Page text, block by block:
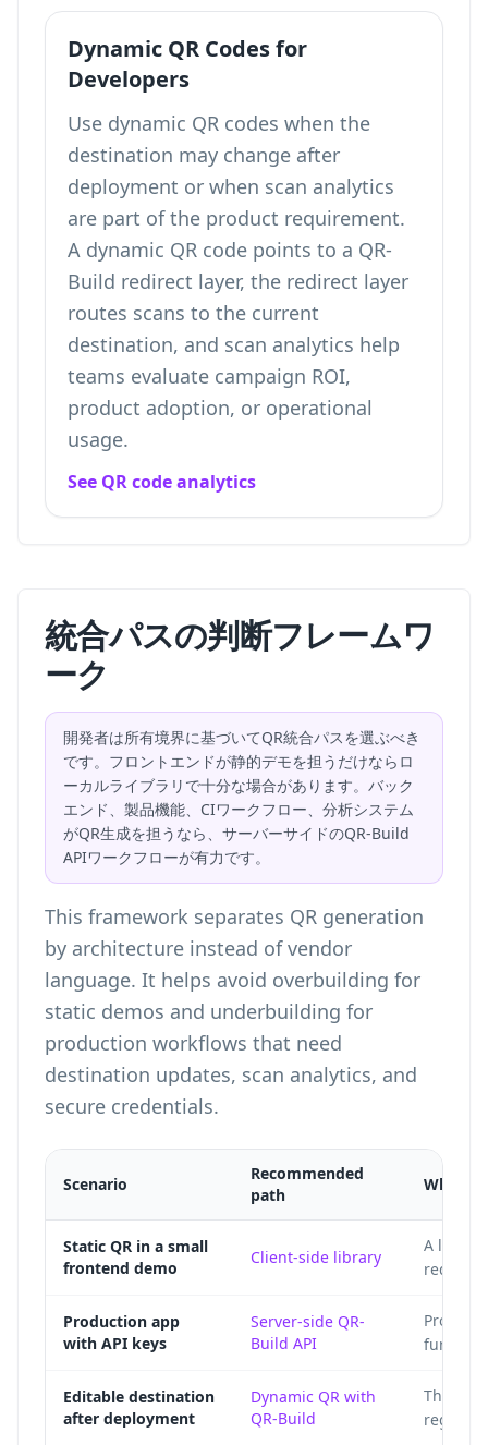
Dynamic QR Codes for
Developers
Use dynamic QR codes when the
destination may change after
deployment or when scan analytics
are part of the product requirement.
A dynamic QR code points to a QR-
Build redirect layer, the redirect layer
routes scans to the current
destination, and scan analytics help
teams evaluate campaign ROI,
product adoption, or operational
usage.
See QR code analytics
統合パスの判断フレームワ
ーク
開発者は所有境界に基づいてQR統合パスを選ぶべき
です。フロントエンドが静的デモを担うだけならロ
ーカルライブラリで十分な場合があります。バック
エンド、製品機能、CIワークフロー、分析システム
がQR生成を担うなら、サーバーサイドのQR-Build
APIワークフローが有力です。
This framework separates QR generation
by architecture instead of vendor
language. It helps avoid overbuilding for
static demos and underbuilding for
production workflows that need
destination updates, scan analytics, and
secure credentials.
Scenario
Recommended
path
Why
Static QR in a small
frontend demo
Client-side library
A local
Production app
with API keys
Server-side QR-
Build API
Editable destination
after deployment
Dynamic QR with
QR-Build
The